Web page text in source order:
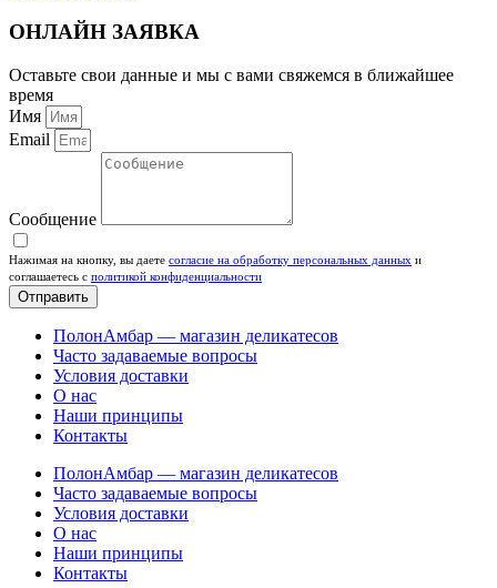
ОНЛАЙН ЗАЯВКА
Оставьте свои данные и мы с вами свяжемся в ближайшее
время
Имя
Email
Сообщение
Нажимая на кнопку, вы даете согласие на обработку персональных данных и
соглашаетесь c политикой конфиденциальности
Отправить
ПолонАмбар — магазин деликатесов
Часто задаваемые вопросы
Условия доставки
О нас
Наши принципы
Контакты
ПолонАмбар — магазин деликатесов
Часто задаваемые вопросы
Условия доставки
О нас
Наши принципы
Контакты